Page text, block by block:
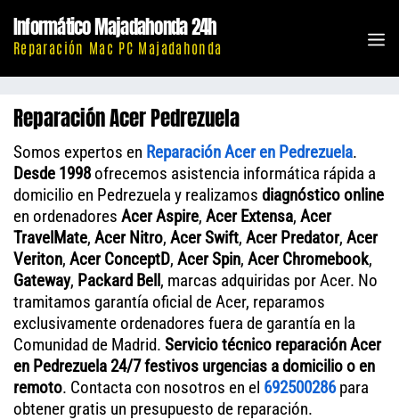
contenido
Informático Majadahonda 24h
Reparación Mac PC Majadahonda
Reparación Acer Pedrezuela
Somos expertos en Reparación Acer en Pedrezuela.
Desde 1998ofrecemos asistencia informática rápida a
domicilio en Pedrezuela y realizamos diagnóstico online
en ordenadores Acer Aspire, Acer Extensa, Acer
TravelMate, Acer Nitro, Acer Swift, Acer Predator, Acer
Veriton, Acer ConceptD, Acer Spin, Acer Chromebook,
Gateway, Packard Bell, marcas adquiridas por Acer. No
tramitamos garantía oficial de Acer, reparamos
exclusivamente ordenadores fuera de garantía en la
Comunidad de Madrid. Servicio técnico reparación Acer
en Pedrezuela 24/7 festivos urgencias a domicilio o en
remoto. Contacta con nosotros en el 692500286para
obtener gratis un presupuesto de reparación.